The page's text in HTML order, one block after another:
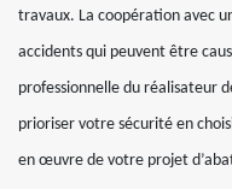
travaux. La coopération avec
accidents qui peuvent être
professionnelle du réalisateur
prioriser votre sécurité en
en œuvre de votre projet